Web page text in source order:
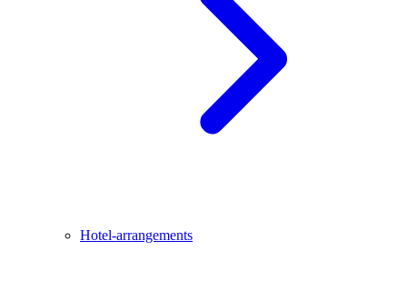
Hotel-arrangements